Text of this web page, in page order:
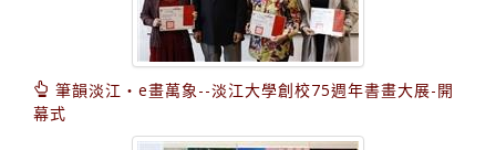
筆韻淡江‧e畫萬象--淡江大學創校75週年書畫大展-開
幕式